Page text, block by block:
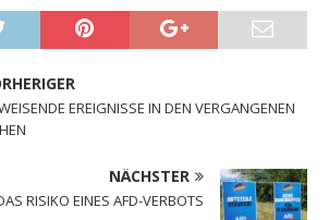
EREIGNISSE IN DEN VERGANGENEN
NÄCHSTER
RISIKO EINES AFD-VERBOTS